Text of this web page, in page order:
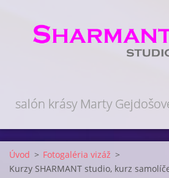
salón krásy Marty
Úvod > Fotogaléria vizáž >
Kurzy SHARMANT studio, kurz